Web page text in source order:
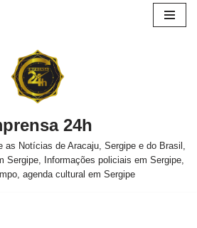
24h
as Notícias de Aracaju, Sergipe e do Brasil,
Sergipe, Informações policiais em Sergipe,
agenda cultural em Sergipe